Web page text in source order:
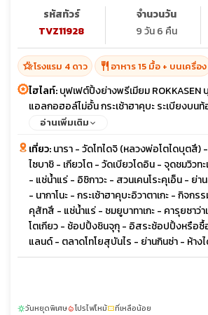
รหัสทัวร์
TVZ11928
จำนวนวัน
9 วัน 6 คืน
hotel_classโรงแรม 4 ดาว restaurant อาหาร 15 มื้อ + บนเครื่อง
ไฮไลท์:บุฟเฟต์ปิ้งย่างพรีเมียม
แอลกอฮอล์ไม่อั้น กระเช้าฮาคุบะ ระเบียงบน
อ่านเพิ่มเติม
เที่ยว:นารา - วัดโทไดจิ (หลวงพ่อโตไดบุตสึ)
ไซบาชิ - เกียวโต - วัดเบียวโดอิน - จุดชมวิวท
- แช่น้ำแร่ - อิชิกาวะ - สวนเคนโระคุเอ็น - ย่า
- นากาโนะ - กระเช้าฮาคุบะอิวาตาเกะ - กิจก
คุสัทสึ - แช่น้ำแร่ - ชมยูบาทาเกะ - คารุยซาว่า
โตเกียว - ช้อปปิ้งชินจุกุ - อิสระช้อปปิ้งหรือ
แลนด์ - ตลาดโทโยสุบันไร - ย่านกินซ่า - ห้าง
sunnyวันหยุดพิเศษlocal_fire_departmentโปรไฟไหม้confirmation_numberที่เหลือน้อย